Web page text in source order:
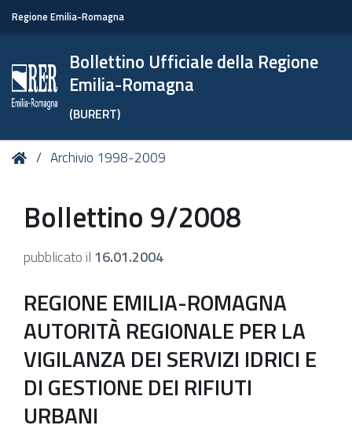
Regione Emilia-Romagna
Bollettino Ufficiale della Regione
Emilia-Romagna
(BURERT)
Tu HomeArchivio 1998-2009
Bollettino 9/2008
pubblicato il 16.01.2004
REGIONE EMILIA-ROMAGNA
AUTORITÀ REGIONALE PER LA
VIGILANZA DEI SERVIZI IDRICI E
DI GESTIONE DEI RIFIUTI
URBANI